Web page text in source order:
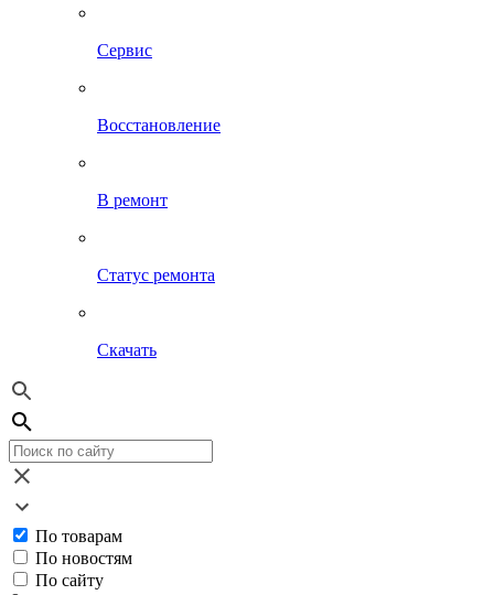
Сервис
Восстановление
В ремонт
Статус ремонта
Скачать
По товарам
По новостям
По сайту